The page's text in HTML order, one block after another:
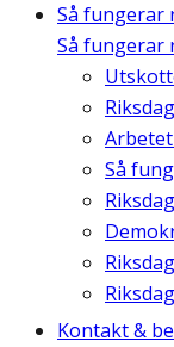
Så fungerar
Så fungerar
Så
Kontakt &